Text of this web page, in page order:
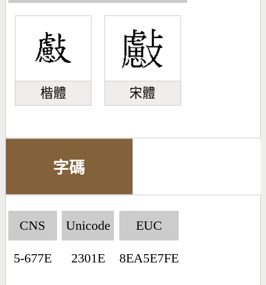
楷體 宋體
字碼
CNS
5-677E
Unicode
2301E
EUC
8EA5E7FE